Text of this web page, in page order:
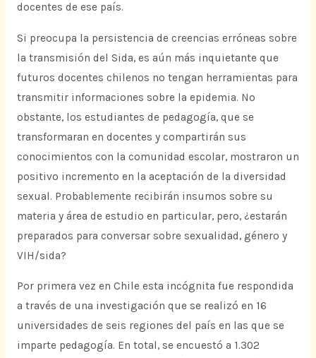
docentes de ese país.
Si preocupa la persistencia de creencias erróneas sobre
la transmisión del Sida, es aún más inquietante que
futuros docentes chilenos no tengan herramientas para
transmitir informaciones sobre la epidemia. No
obstante, los estudiantes de pedagogía, que se
transformaran en docentes y compartirán sus
conocimientos con la comunidad escolar, mostraron un
positivo incremento en la aceptación de la diversidad
sexual. Probablemente recibirán insumos sobre su
materia y área de estudio en particular, pero, ¿estarán
preparados para conversar sobre sexualidad, género y
VIH/sida?
Por primera vez en Chile esta incógnita fue respondida
a través de una investigación que se realizó en 16
universidades de seis regiones del país en las que se
imparte pedagogía. En total, se encuestó a 1.302